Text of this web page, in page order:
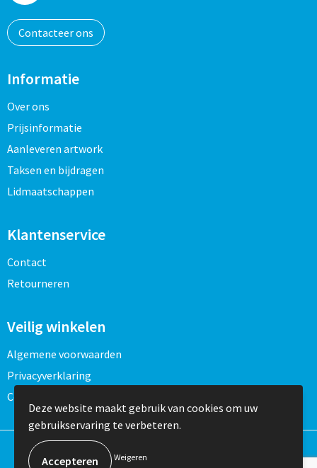
Contacteer ons
Informatie
Over ons
Prijsinformatie
Aanleveren artwork
Taksen en bijdragen
Lidmaatschappen
Klantenservice
Contact
Retourneren
Veilig winkelen
Algemene voorwaarden
Privacyverklaring
Cookieverklaring
Deze website maakt gebruik van cookies om uw
gebruikservaring te verbeteren.
Weigeren